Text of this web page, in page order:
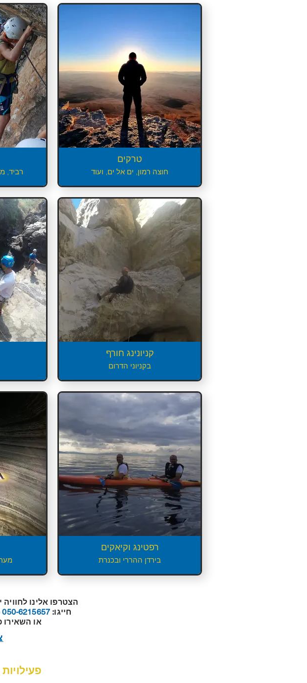
רביד,
טרקים
חוצה רמון, ים אל ים, ועוד
קניונינג חורף
בקניוני הדרום
רפטינג וקיאקים
בירדן ההררי ובכנרת
הצטרפו אלינו
חייגו: 050-6215657
או השאירו